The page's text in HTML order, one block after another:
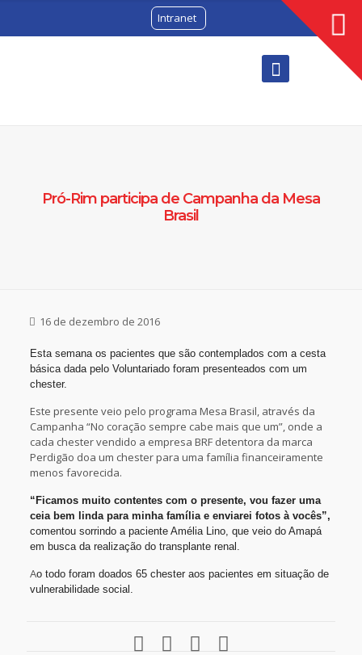
Intranet
Pró-Rim participa de Campanha da Mesa
Brasil
16 de dezembro de 2016
Esta semana os pacientes que são contemplados com a cesta
básica dada pelo Voluntariado foram presenteados com um
chester.
Este presente veio pelo programa Mesa Brasil, através da
Campanha “No coração sempre cabe mais que um”, onde a
cada chester vendido a empresa BRF detentora da marca
Perdigão doa um chester para uma família financeiramente
menos favorecida.
“Ficamos muito contentes com o presente, vou fazer uma
ceia bem linda para minha família e enviarei fotos à vocês”,
comentou sorrindo a paciente Amélia Lino, que veio do Amapá
em busca da realização do transplante renal.
Ao todo foram doados 65 chester aos pacientes em situação de
vulnerabilidade social.